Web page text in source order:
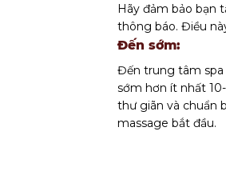
Hãy đảm bảo bạn
thông báo. Điều
Đến sớm:
Đến trung tâm spa
sớm hơn ít nhất
thư giãn và chuẩn
massage bắt đầu.